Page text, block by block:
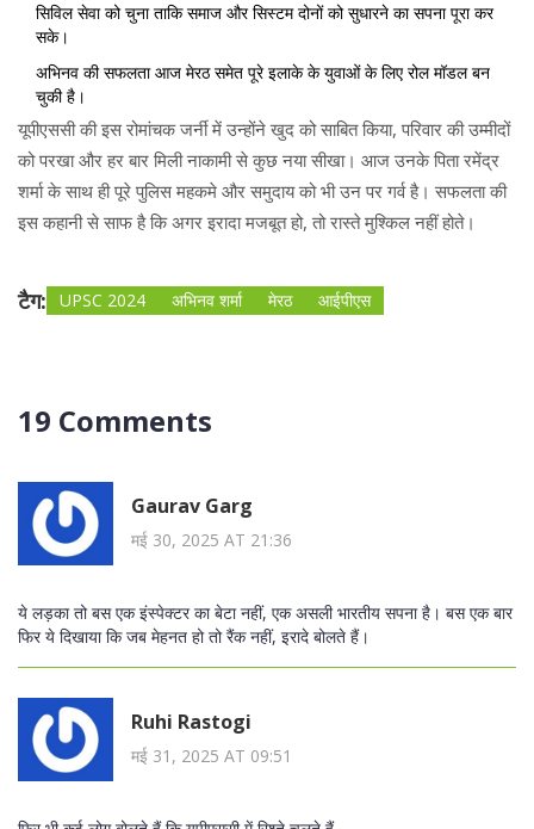
सिविल सेवा को चुना ताकि समाज और सिस्टम दोनों को सुधारने का सपना पूरा कर
सके।
अभिनव की सफलता आज मेरठ समेत पूरे इलाके के युवाओं के लिए रोल मॉडल बन
चुकी है।
यूपीएससी की इस रोमांचक जर्नी में उन्होंने खुद को साबित किया, परिवार की उम्मीदों
को परखा और हर बार मिली नाकामी से कुछ नया सीखा। आज उनके पिता रमेंद्र
शर्मा के साथ ही पूरे पुलिस महकमे और समुदाय को भी उन पर गर्व है। सफलता की
इस कहानी से साफ है कि अगर इरादा मजबूत हो, तो रास्ते मुश्किल नहीं होते।
टैग: UPSC 2024 अभिनव शर्मा मेरठ आईपीएस
19 Comments
Gaurav Garg
मई 30, 2025 AT 21:36
ये लड़का तो बस एक इंस्पेक्टर का बेटा नहीं, एक असली भारतीय सपना है। बस एक बार
फिर ये दिखाया कि जब मेहनत हो तो रैंक नहीं, इरादे बोलते हैं।
Ruhi Rastogi
मई 31, 2025 AT 09:51